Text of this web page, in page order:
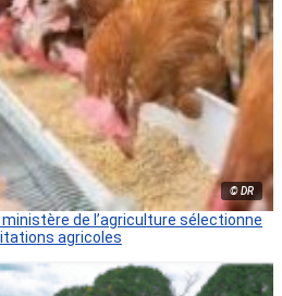
© DR
ministère de l’agriculture sélectionne
agricoles